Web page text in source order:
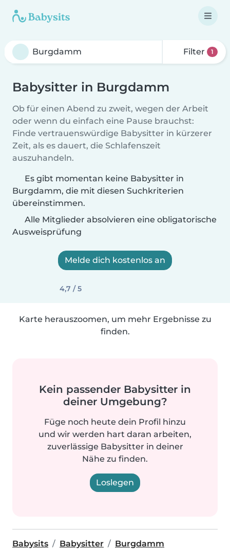
Filter 1
Babysitter in Burgdamm
Ob für einen Abend zu zweit, wegen der Arbeit
oder wenn du einfach eine Pause brauchst:
Finde vertrauenswürdige Babysitter in kürzerer
Zeit, als es dauert, die Schlafenszeit
auszuhandeln.
Es gibt momentan keine Babysitter in
Burgdamm, die mit diesen Suchkriterien
übereinstimmen.
Alle Mitglieder absolvieren eine obligatorische
Ausweisprüfung
Melde dich kostenlos an
4,7 / 5
Karte herauszoomen, um mehr Ergebnisse zu
finden.
Kein passender Babysitter in
deiner Umgebung?
Füge noch heute dein Profil hinzu
und wir werden hart daran arbeiten,
zuverlässige Babysitter in deiner
Nähe zu finden.
Loslegen
Babysits Babysitter Burgdamm